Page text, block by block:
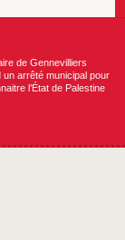
de Gennevilliers
un arrêté municipal pour
l’État de Palestine